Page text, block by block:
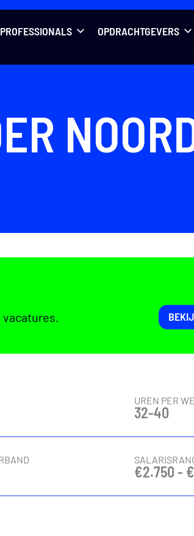
PROFESSIONALS OPDRACHTGEVERS
UREN PER
32-40
€2.750 -